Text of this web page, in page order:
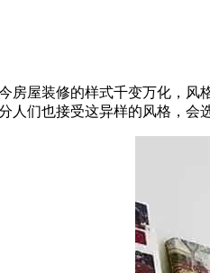
房屋装修的样式千变万化，
人们也接受这异样的风格，